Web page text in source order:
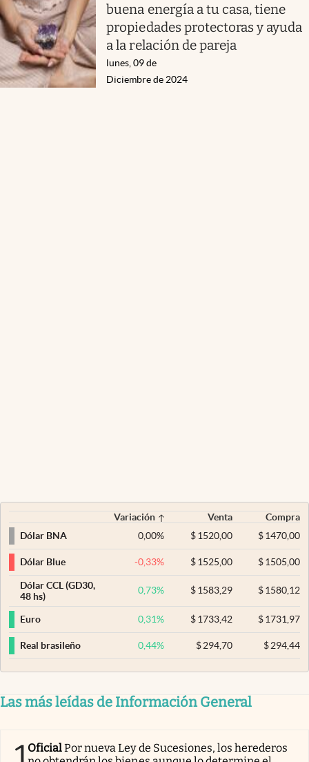
buena energía a tu casa, tiene
propiedades protectoras y ayuda
a la relación de pareja
lunes, 09 de
Diciembre de 2024
Variación Venta
Compra
Dólar BNA
0,00% $ 1520,00 $1470,00
Dólar Blue -0,33% $ 1525,00 $1505,00
Dólar CCL (GD30,
48 hs)
0,73% $ 1583,29 $1580,12
Euro 0,31% $ 1733,42 $1731,97
Real brasileño 0,44% $ 294,70 $294,44
Las más leídas de Información General
OficialPor nueva Ley de Sucesiones, los herederos